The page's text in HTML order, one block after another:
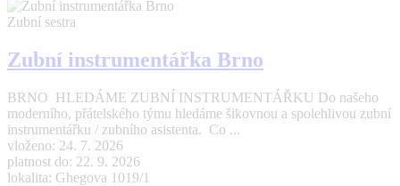
Zubní sestra
Zubní instrumentářka Brno
BRNO HLEDÁME ZUBNÍ INSTRUMENTÁŘKU Do našeho
moderního, přátelského týmu hledáme šikovnou a spolehlivou zubní
instrumentářku / zubního asistenta. Co ...
vloženo: 24. 7. 2026
platnost do: 22. 9. 2026
lokalita: Ghegova 1019/1